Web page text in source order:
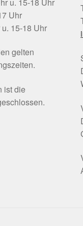
Uhr
15-18 Uhr
gelten
ist die